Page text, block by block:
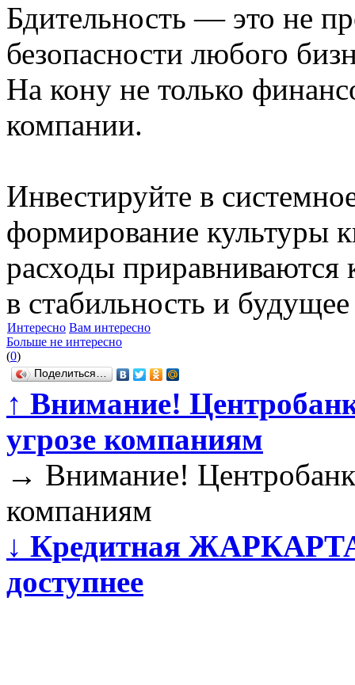
Бдительность — это не
безопасности любого
На кону не только
компании.
Инвестируйте в
формирование культуры
расходы приравниваются
в стабильность и
Интересно Вам интересно
Больше не интересно
(0)
Поделиться…
↑ Внимание!
угрозе компаниям
→ Внимание!
компаниям
↓ Кредитная
доступнее